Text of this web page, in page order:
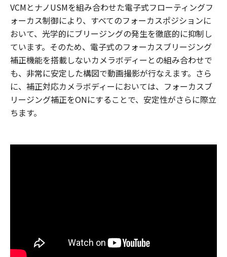
VCMとナノUSMを組み合わせた電子式フローティングフ
ォーカス制御により、すべてのフォーカスポジションに
おいて、光学的にブリージングの発生を徹底的に抑制し
ています。そのため、電子式のフォーカスブリージング
補正機能を搭載しないカメラボディーとの組み合わせで
も、非常に安定した構図で動画撮影が行なえます。さら
に、補正対応カメラボディーにおいては、フォーカスブ
リージング補正をONにすることで、安定性がさらに際立
ちます。